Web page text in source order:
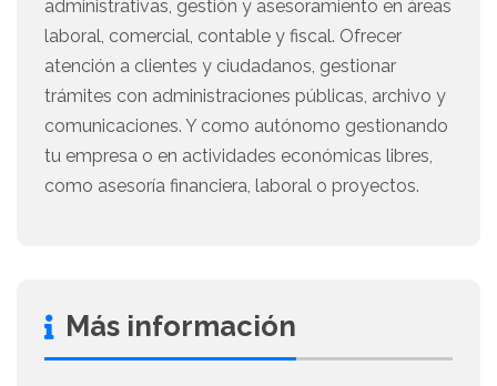
administrativas, gestión y asesoramiento en áreas
laboral, comercial, contable y fiscal. Ofrecer
atención a clientes y ciudadanos, gestionar
trámites con administraciones públicas, archivo y
comunicaciones. Y como autónomo gestionando
tu empresa o en actividades económicas libres,
como asesoría financiera, laboral o proyectos.
Más información